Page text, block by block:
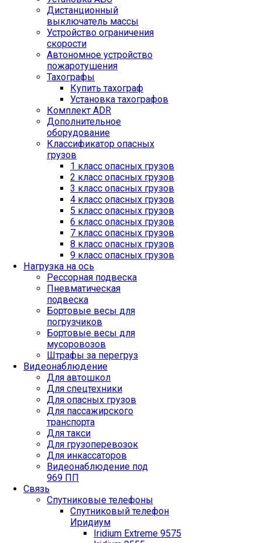
Дистанционный
выключатель массы
Устройство ограничения
скорости
Автономное устройство
пожаротушения
Тахографы
Купить тахограф
Установка тахографов
Комплект ADR
Дополнительное
оборудование
Классификатор опасных
грузов
1 класс опасных грузов
2 класс опасных грузов
3 класс опасных грузов
4 класс опасных грузов
5 класс опасных грузов
6 класс опасных грузов
7 класс опасных грузов
8 класс опасных грузов
9 класс опасных грузов
Нагрузка на ось
Рессорная подвеска
Пневматическая
подвеска
Бортовые весы для
погрузчиков
Бортовые весы для
мусоровозов
Штрафы за перегруз
Видеонаблюдение
Для автошкол
Для спецтехники
Для опасных грузов
Для пассажирского
транспорта
Для такси
Для грузоперевозок
Для инкассаторов
Видеонаблюдение под
969 ПП
Связь
Спутниковые телефоны
Спутниковый телефон
Иридиум
Iridium Extreme 9575